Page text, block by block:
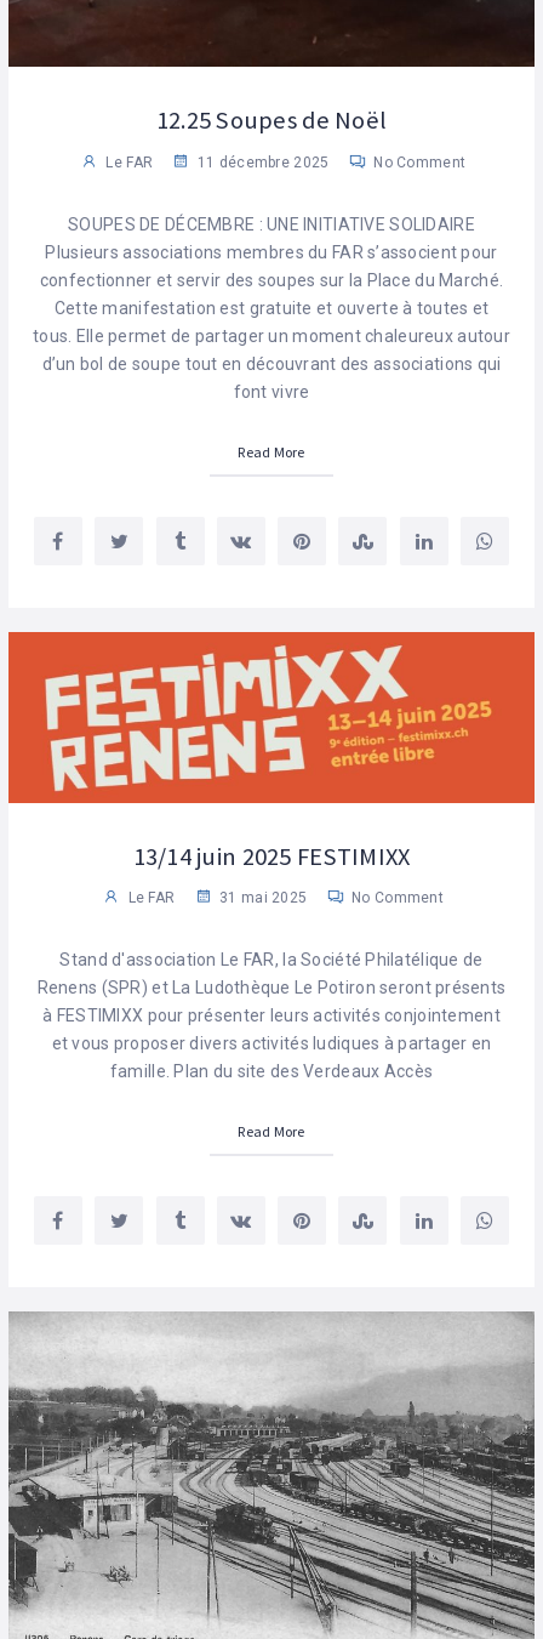
12.25 Soupes de Noël
Le FAR 11 décembre 2025 No Comment
SOUPES DE DÉCEMBRE : UNE INITIATIVE SOLIDAIRE
Plusieurs associations membres du FAR s’associent pour
confectionner et servir des soupes sur la Place du Marché.
Cette manifestation est gratuite et ouverte à toutes et
tous. Elle permet de partager un moment chaleureux autour
d’un bol de soupe tout en découvrant des associations qui
font vivre
Read More
13/14 juin 2025 FESTIMIXX
Le FAR 31 mai 2025 No Comment
Stand d'association Le FAR, la Société Philatélique de
Renens (SPR) et La Ludothèque Le Potiron seront présents
à FESTIMIXX pour présenter leurs activités conjointement
et vous proposer divers activités ludiques à partager en
famille. Plan du site des Verdeaux Accès
Read More